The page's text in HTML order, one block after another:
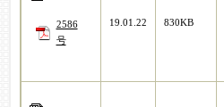
2586
号
19.01.22 830KB